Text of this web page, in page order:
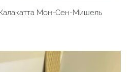
Мон-Сен-Мишель